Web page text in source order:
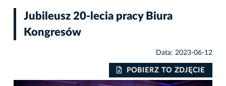
Jubileusz 20-lecia pracy Biura
Kongresów
Data: 2023-06-12
POBIERZ TO ZDJĘCIE